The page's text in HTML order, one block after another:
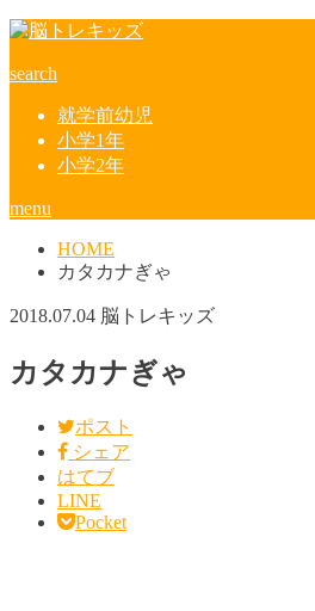
search
就学前幼児
小学1年
小学2年
menu
HOME
カタカナぎゃ
2018.07.04 脳トレキッズ
カタカナぎゃ
ポスト
シェア
はてブ
LINE
Pocket